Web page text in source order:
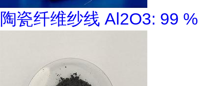
陶瓷纤维纱线 Al2O3: 99 %